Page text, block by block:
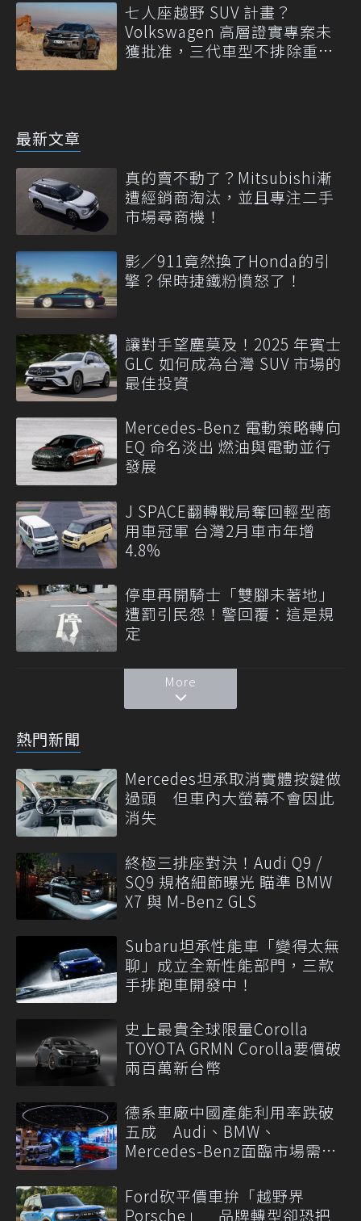
七人座越野 SUV 計畫？
Volkswagen 高層證實專案未
獲批准，三代車型不排除重
最新文章
真的賣不動了？Mitsubishi漸
遭經銷商淘汰，並且專注二手
市場尋商機！
影／911竟然換了Honda的引
擎？保時捷鐵粉憤怒了！
讓對手望塵莫及！2025 年賓士
GLC 如何成為台灣 SUV 市場的
最佳投資
Mercedes-Benz 電動策略轉向
EQ 命名淡出 燃油與電動並行
發展
J SPACE翻轉戰局奪回輕型商
用車冠軍 台灣2月車市年增
4.8%
停車再開騎士「雙腳未著地」
遭罰引民怨！警回覆：這是規
定
More
熱門新聞
Mercedes坦承取消實體按鍵做
過頭 但車內大螢幕不會因此
消失
終極三排座對決！Audi Q9 /
SQ9 規格細節曝光 瞄準 BMW
X7 與 M-Benz GLS
Subaru坦承性能車「變得太無
聊」成立全新性能部門，三款
手排跑車開發中！
史上最貴全球限量Corolla
TOYOTA GRMN Corolla要價破
兩百萬新台幣
德系車廠中國產能利用率跌破
五成 Audi、BMW、
Mercedes-Benz面臨市場需求
Ford砍平價車拚「越野界
Porsche」 品牌轉型卻恐把